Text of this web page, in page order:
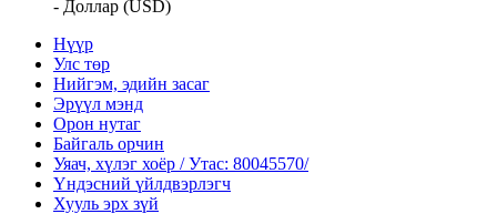
- Доллар (USD)
Нүүр
Улс төр
Нийгэм, эдийн засаг
Эрүүл мэнд
Орон нутаг
Байгаль орчин
Уяач, хүлэг хоёр / Утас: 80045570/
Үндэсний үйлдвэрлэгч
Хууль эрх зүй